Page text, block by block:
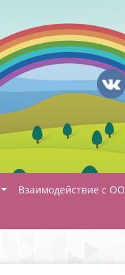
Взаимодействие с ОО